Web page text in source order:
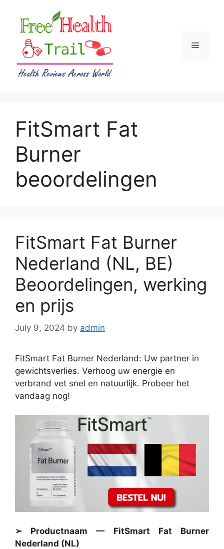
content
Menu
FitSmart Fat
Burner
beoordelingen
FitSmart Fat Burner
Nederland (NL, BE)
Beoordelingen, werking
en prijs
July 9, 2024 by admin
FitSmart Fat Burner Nederland: Uw partner in
gewichtsverlies. Verhoog uw energie en
verbrand vet snel en natuurlijk. Probeer het
vandaag nog!
➢ Productnaam — FitSmart Fat Burner
Nederland (NL)